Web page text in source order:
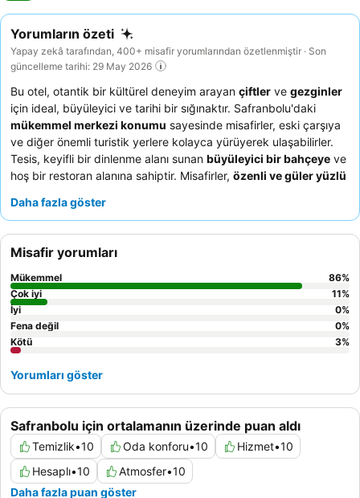
Yorumların özeti
Yapay zekâ tarafından, 400+ misafir yorumlarından özetlenmiştir · Son
güncelleme tarihi: 29 May 2026
Bu otel, otantik bir kültürel deneyim arayan çiftler ve gezginler
için ideal, büyüleyici ve tarihi bir sığınaktır. Safranbolu'daki
mükemmel merkezi konumu sayesinde misafirler, eski çarşıya
ve diğer önemli turistik yerlere kolayca yürüyerek ulaşabilirler.
Tesis, keyifli bir dinlenme alanı sunan büyüleyici bir bahçeye ve
hoş bir restoran alanına sahiptir. Misafirler, özenli ve güler yüzlü
sürekli olarak övmektedir. Daha sakin bir konaklama için
Daha fazla göster
Safranbolu için ortalamanın üzerinde puan aldı
Temizlik•10 Oda konforu•10 Hizmet•10
Hesaplı•10 Atmosfer•10
Daha fazla puan göster
Misafir yorumları
Mükemmel 86%
Çok iyi
11%
İyi
0%
Fena değil
0%
Kötü
3%
Yorumları göster